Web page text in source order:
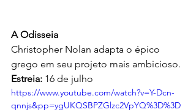
A Odisseia
Christopher Nolan adapta o épico
grego em seu projeto mais ambicioso.
Estreia: 16 de julho
https://www.youtube.com/watch?v=Y-Dcn-
qnnjs&pp=ygUKQSBPZGlzc2VpYQ%3D%3D